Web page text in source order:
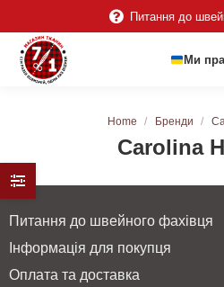
Питання до
Ми
Carolina
You are here:
Home Бренди
Питання до швейного фахівця
Інформація для покупця
Оплата та доставка